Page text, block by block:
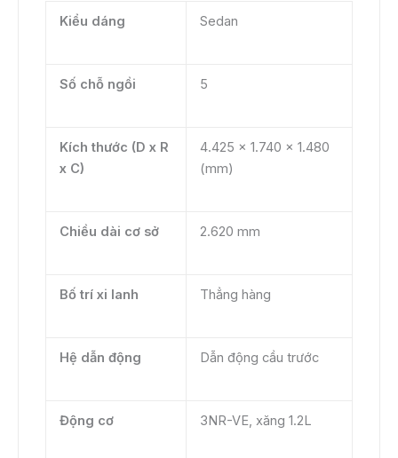
Kiểu dáng Sedan
Số chỗ ngồi 5
Kích thước (D x R
x C)
4.425 x 1.740 x 1.480
(mm)
Chiều dài cơ sở 2.620 mm
Bố trí xi lanh Thẳng hàng
Hệ dẫn động Dẫn động cầu trước
Động cơ 3NR-VE, xăng 1.2L